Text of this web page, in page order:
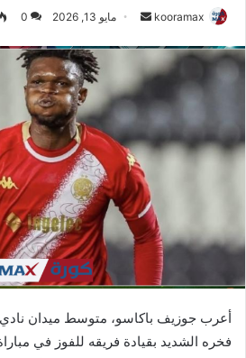
kooramax
ل
ي
د
ا
إ
ل
ك
و
ن
مايو 13, 2026 0
أعرب جوزيف باكاسو، متوسط ميدان نادي
فخره الشديد بقيادة فريقه للفوز في